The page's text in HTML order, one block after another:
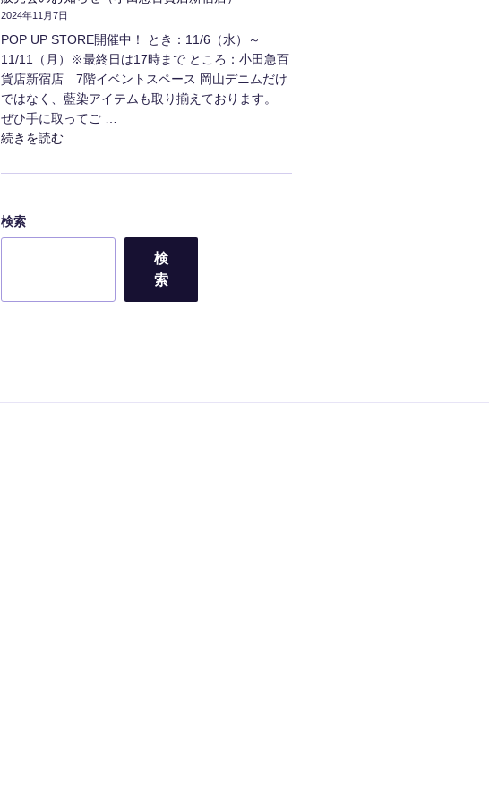
2024年11月7日
POP UP STORE開催中！ とき：11/6（水）～
11/11（月）※最終日は17時まで ところ：小田急百
貨店新宿店 7階イベントスペース 岡山デニムだけ
ではなく、藍染アイテムも取り揃えております。
ぜひ手に取ってご …
"販
会
お
知
続きを読む
検索
検
索